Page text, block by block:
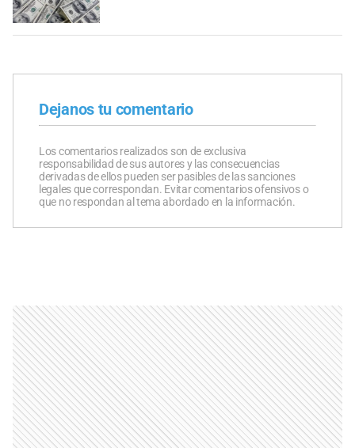
Dejanos tu comentario
Los comentarios realizados son de exclusiva
responsabilidad de sus autores y las consecuencias
derivadas de ellos pueden ser pasibles de las sanciones
legales que correspondan. Evitar comentarios ofensivos o
que no respondan al tema abordado en la información.